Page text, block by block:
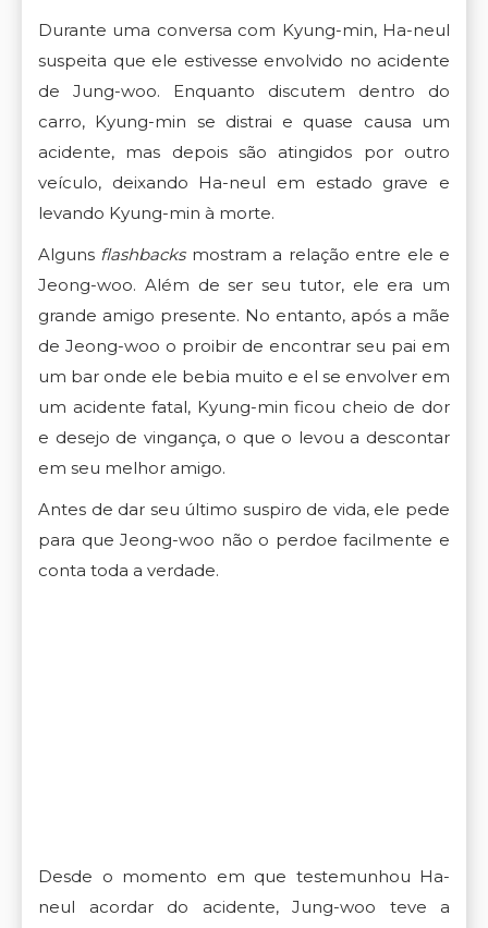
Durante uma conversa com Kyung-min, Ha-neul
suspeita que ele estivesse envolvido no acidente
de Jung-woo. Enquanto discutem dentro do
carro, Kyung-min se distrai e quase causa um
acidente, mas depois são atingidos por outro
veículo, deixando Ha-neul em estado grave e
levando Kyung-min à morte.
Alguns flashbacksmostram a relação entre ele e
Jeong-woo. Além de ser seu tutor, ele era um
grande amigo presente. No entanto, após a mãe
de Jeong-woo o proibir de encontrar seu pai em
um bar onde ele bebia muito e el se envolver em
um acidente fatal, Kyung-min ficou cheio de dor
e desejo de vingança, o que o levou a descontar
em seu melhor amigo.
Antes de dar seu último suspiro de vida, ele pede
para que Jeong-woo não o perdoe facilmente e
conta toda a verdade.
Desde o momento em que testemunhou Ha-
neul acordar do acidente, Jung-woo teve a